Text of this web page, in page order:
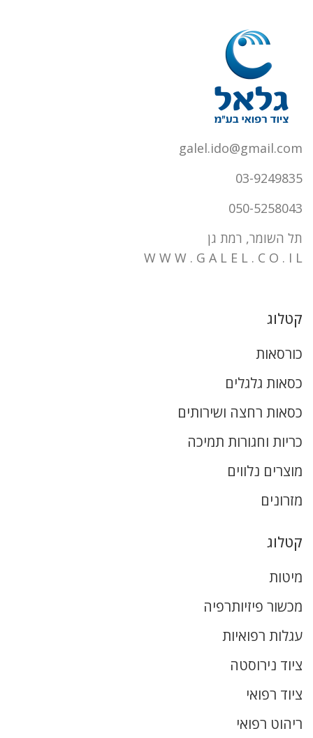
galel.ido@gmail.com
03-9249835
050-5258043
תל השומר, רמת גן
W W W . G A L E L . C O . I L
קטלוג
כורסאות
כסאות גלגלים
כסאות רחצה ושירותים
כריות וחגורות תמיכה
מוצרים נלווים
מזרונים
קטלוג
מיטות
מכשור פיזיותרפיה
עגלות רפואיות
ציוד נירוסטה
ציוד רפואי
ריהוט רפואי